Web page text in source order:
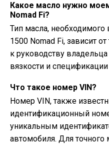
Какое масло нужно
Nomad Fi?
Тип масла,
1500 Nomad Fi, зависит
к руководству
вязкости и
Что такое номер VIN?
Номер VIN, также
идентификационный
уникальным
автомобиля. Для